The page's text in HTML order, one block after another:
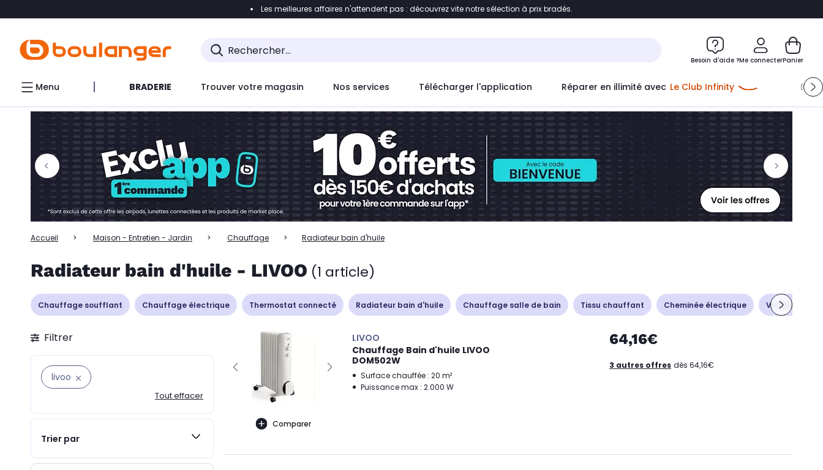
Accéder directement à la liste des produits Accéder directement au contenu
Accéder directement au chatbot
Les meilleures affaires n'attendent pas : découvrez vite notre sélection à prix bradés.
Besoin d'aide ?Me connecterPanier
Menu BRADERIE Trouver votre magasin Nos services Télécharger l'application Réparer en illimité avec Le Club Infinity
Accueil Maison - Entretien - Jardin Chauffage Radiateur bain d'huile
Radiateur bain d'huile - LIVOO (1 article)
Chauffage soufflant Chauffage électrique Thermostat connecté Radiateur bain d'huile Chauffage salle de bain Tissu chauffant Cheminée électrique Ventilation -
Filtrer
livoo
Tout effacer
Trier par
Comparer
LIVOO
Chauffage Bain d'huile LIVOO
DOM502W
Surface chauffée : 20 m²
Puissance max : 2.000 W
64,16€
3 autres offres dès 64,16€